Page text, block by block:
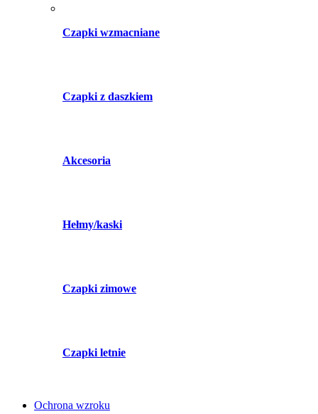
Czapki wzmacniane
Czapki z daszkiem
Akcesoria
Hełmy/kaski
Czapki zimowe
Czapki letnie
Ochrona wzroku